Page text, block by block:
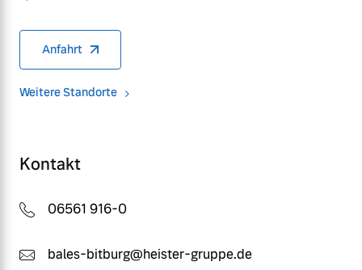
Anfahrt
Weitere Standorte
Kontakt
06561 916-0
bales-bitburg@heister-gruppe.de